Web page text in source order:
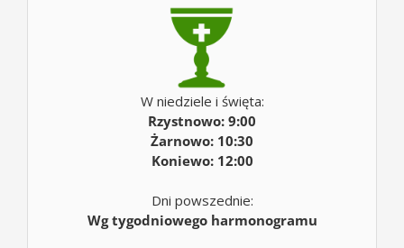
W niedziele i święta:
Rzystnowo: 9:00
Żarnowo: 10:30
Koniewo: 12:00
Dni powszednie:
Wg tygodniowego harmonogramu